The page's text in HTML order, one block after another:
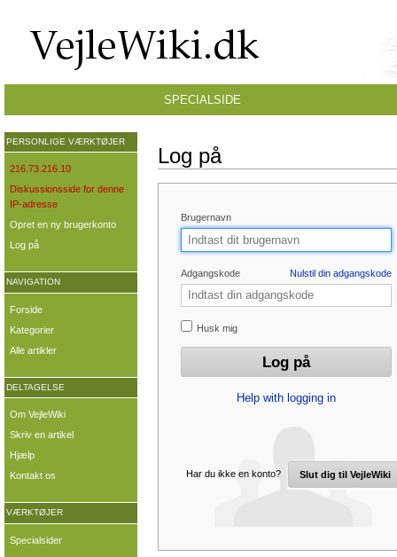
Log på
Brugernavn
Adgangskode Nulstil din adgangskode
Husk mig
Help with logging in
Har du ikke en konto? Slut dig til VejleWiki
SPECIALSIDE
PERSONLIGE VÆRKTØJER
216.73.216.10
Diskussionsside for denne
IP-adresse
Opret en ny brugerkonto
Log på
NAVIGATION
Forside
Kategorier
Alle artikler
DELTAGELSE
Om VejleWiki
Skriv en artikel
Hjælp
Kontakt os
VÆRKTØJER
Specialsider